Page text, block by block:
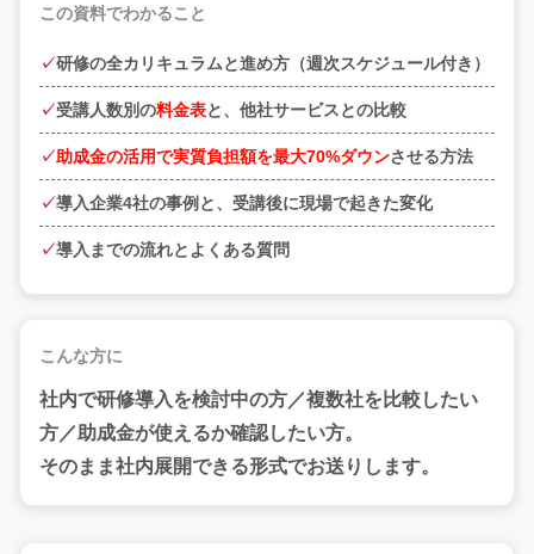
この資料でわかること
研修の全カリキュラムと進め方（週次スケジュール付き）
受講人数別の料金表と、他社サービスとの比較
助成金の活用で実質負担額を最大70%ダウンさせる方法
導入企業4社の事例と、受講後に現場で起きた変化
導入までの流れとよくある質問
こんな方に
社内で研修導入を検討中の方／複数社を比較したい
方／助成金が使えるか確認したい方。
そのまま社内展開できる形式でお送りします。